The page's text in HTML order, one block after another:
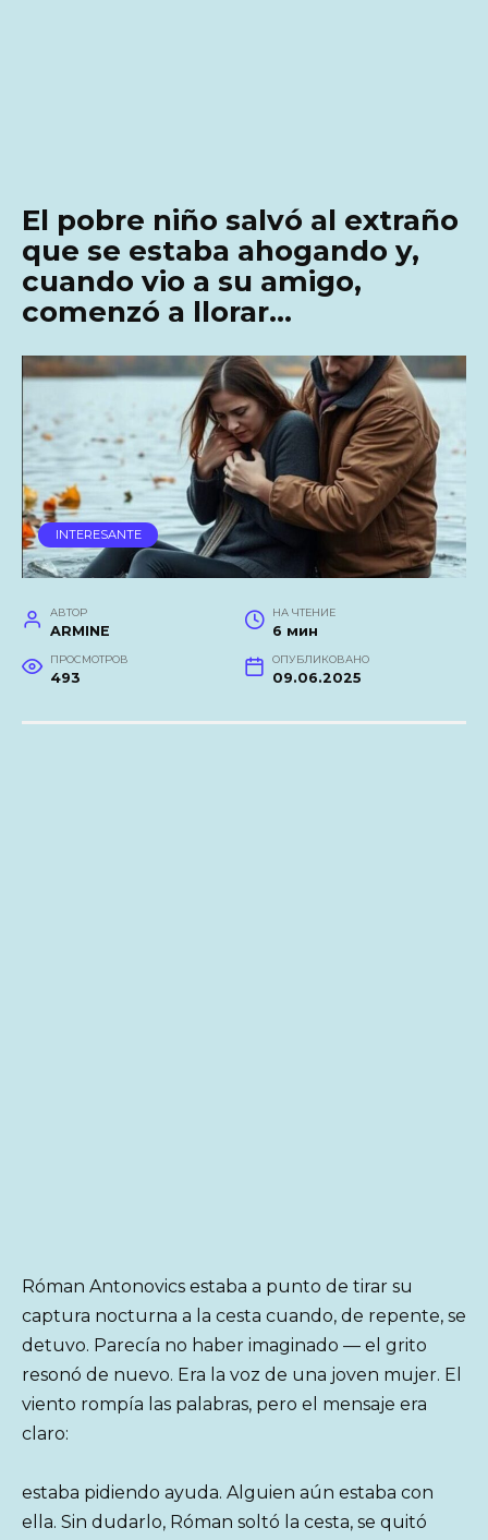
El pobre niño salvó al extraño
que se estaba ahogando y,
cuando vio a su amigo,
comenzó a llorar…
INTERESANTE
АВТОР
ARMINE
НА ЧТЕНИЕ
6 мин
ПРОСМОТРОВ
493
ОПУБЛИКОВАНО
09.06.2025
Róman Antonovics estaba a punto de tirar su
captura nocturna a la cesta cuando, de repente, se
detuvo. Parecía no haber imaginado — el grito
resonó de nuevo. Era la voz de una joven mujer. El
viento rompía las palabras, pero el mensaje era
claro:
estaba pidiendo ayuda. Alguien aún estaba con
ella. Sin dudarlo, Róman soltó la cesta, se quitó